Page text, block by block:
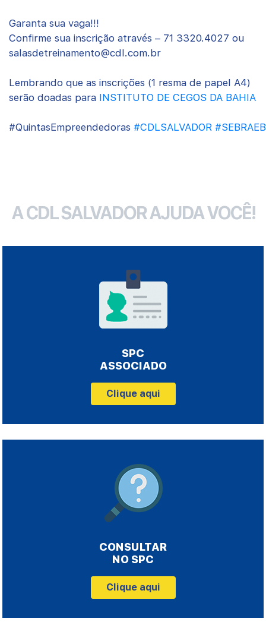
Garanta sua vaga!!!
Confirme sua inscrição através – 71 3320.4027 ou
salasdetreinamento@cdl.com.br
Lembrando que as inscrições (1 resma de papel A4)
serão doadas para INSTITUTO DE CEGOS DA BAHIA
#QuintasEmpreendedoras #CDLSALVADOR #
A CDL SALVADOR AJUDA VOCÊ!
SPC
ASSOCIADO
Clique aqui
CONSULTAR
NO SPC
Clique aqui